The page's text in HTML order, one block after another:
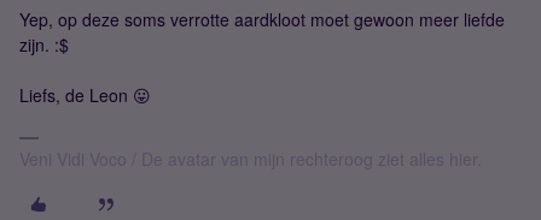
Yep, op deze soms verrotte aardkloot moet gewoon meer liefde
zijn. :$
Liefs, de Leon 😛
Veni Vidi Voco / De avatar van mijn rechteroog ziet alles hier.